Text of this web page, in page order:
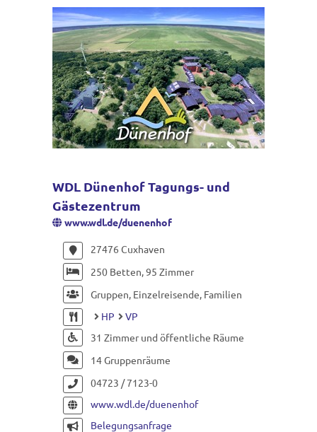
WDL Dünenhof Tagungs- und
Gästezentrum
www.wdl.de/duenenhof
27476 Cuxhaven
250 Betten, 95 Zimmer
Gruppen, Einzelreisende, Familien
HP
VP
31 Zimmer und öffentliche Räume
14 Gruppenräume
04723 / 7123-0
www.wdl.de/duenenhof
Belegungsanfrage